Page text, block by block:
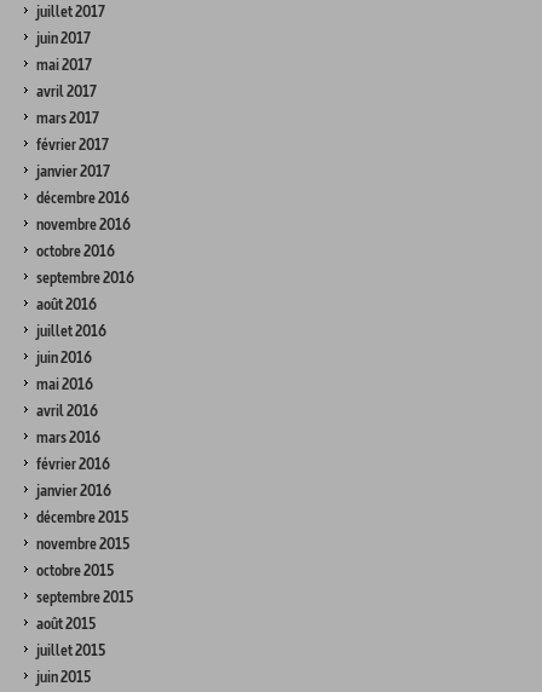
juillet 2017
juin 2017
mai 2017
avril 2017
mars 2017
février 2017
janvier 2017
décembre 2016
novembre 2016
octobre 2016
septembre 2016
août 2016
juillet 2016
juin 2016
mai 2016
avril 2016
mars 2016
février 2016
janvier 2016
décembre 2015
novembre 2015
octobre 2015
septembre 2015
août 2015
juillet 2015
juin 2015